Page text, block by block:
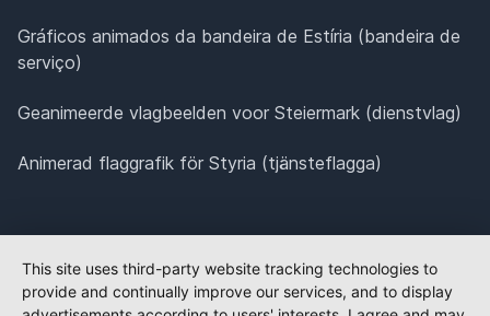
Gráficos animados da bandeira de Estíria (bandeira de
serviço)
Geanimeerde vlagbeelden voor Steiermark (dienstvlag)
Animerad flaggrafik för Styria (tjänsteflagga)
This site uses third-party website tracking technologies to
provide and continually improve our services, and to display